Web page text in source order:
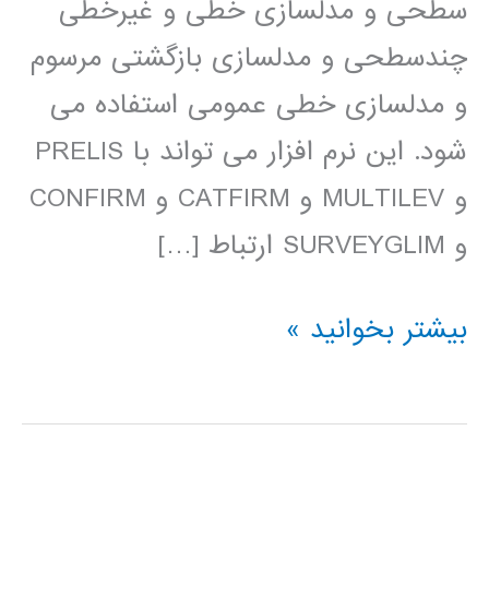
سطحی و مدلسازی خطی و غیرخطی
چندسطحی و مدلسازی بازگشتی مرسوم
و مدلسازی خطی عمومی استفاده می
شود. این نرم افزار می تواند با PRELIS
و MULTILEV و CATFIRM و CONFIRM
و SURVEYGLIM ارتباط […]
فیلم
فارسی
بیشتر بخوانید »